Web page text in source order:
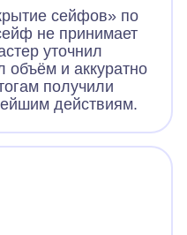
сейфов» по
не принимает
уточнил
объём и аккуратно
получили
действиям.